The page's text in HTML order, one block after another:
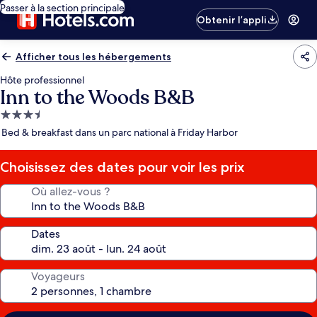
Passer à la section principale
Obtenir l’appli
Afficher tous les hébergements
Hôte professionnel
Inn to the Woods B&B
Hébergement
3.5 étoiles
Bed & breakfast dans un parc national à Friday Harbor
Choisissez des dates pour voir les prix
Où allez-vous ?
Dates
Voyageurs